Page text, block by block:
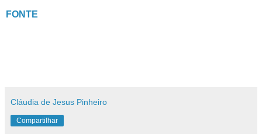
FONTE
Cláudia de Jesus Pinheiro
Compartilhar